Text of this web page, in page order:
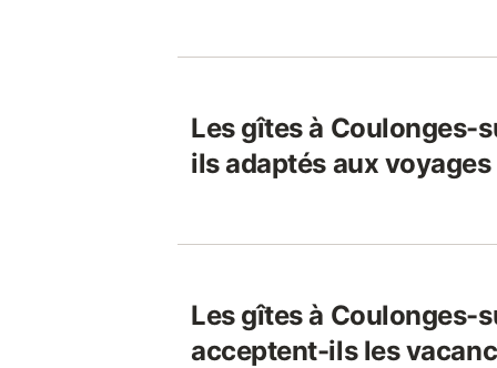
Les gîtes à Coulonges-
ils adaptés aux
Les gîtes à Coulonges-
acceptent-ils les